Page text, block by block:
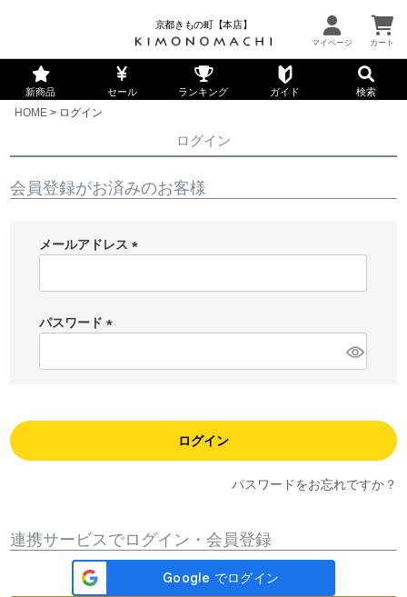
京都きもの町【本店】
新商品 セール ランキング ガイド 検索
HOME ログイン
ログイン
会員登録がお済みのお客様
メールアドレス
パスワード
ログイン
パスワードをお忘れですか？
連携サービスでログイン・会員登録